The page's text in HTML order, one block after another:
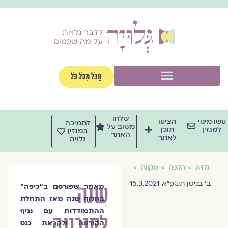
הַכֹּל מִכֹּל כֹּל
מינוי
למגזין
הציעו
תוכן
לאתר
שלחו
משוב על
האתר
לתמיכה
במגזין
גלויה
גלויה הלכה מקווה
ב׳ בניסן תשפ״א 15.3.2021
שנה
הרבנית
ד״ר
חנה
מאמר שפורסם ב״כיפה״
בחלוף שנה מאז התחלת
ההתמודדות עם נגיף
הקורונה ולקראת כנס